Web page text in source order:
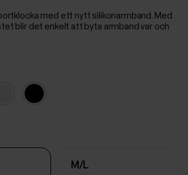
med ett nytt silikonarmband. Med
blir det enkelt att byta armband var och
M/L